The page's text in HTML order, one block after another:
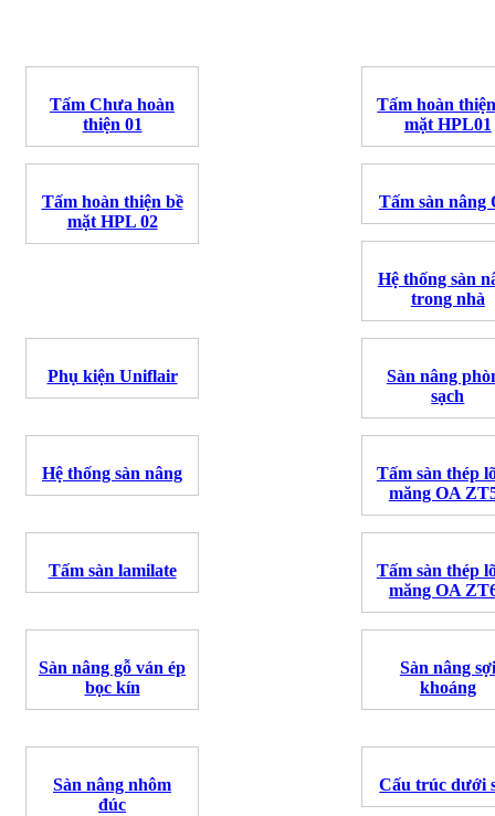
Tấm Chưa hoàn
thiện 01
Tấm hoàn
mặt HPL01
Tấm hoàn thiện bề
mặt HPL 02
Tấm sàn nâng
Hệ thống sàn
trong nhà
Phụ kiện Uniflair
Sàn nâng
sạch
Hệ thống sàn nâng
Tấm sàn thép
măng OA
Tấm sàn lamilate
Tấm sàn thép
măng OA
Sàn nâng gỗ ván ép
bọc kín
Sàn nâng sợi
khoáng
Sàn nâng nhôm
đúc
Cấu trúc dưới